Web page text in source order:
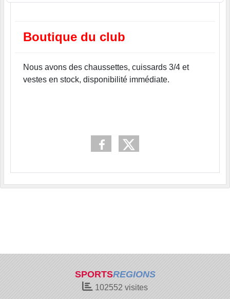
Boutique du club
Nous avons des chaussettes, cuissards 3/4 et
vestes en stock, disponibilité immédiate.
SPORTSREGIONS
102552 visites